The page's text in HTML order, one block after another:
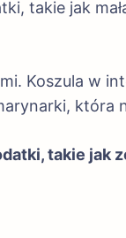
takie jak
Koszula w
która
takie jak